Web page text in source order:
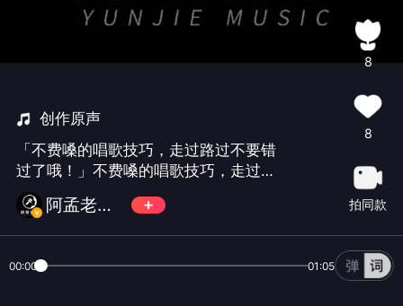
创作原声
「不费嗓的唱歌技巧，走过路过不要错
过了哦！」不费嗓的唱歌技巧，走过路
过不要错过了哦！
阿孟老师教你学唱歌#
8
8
拍同款
00:00 01:05